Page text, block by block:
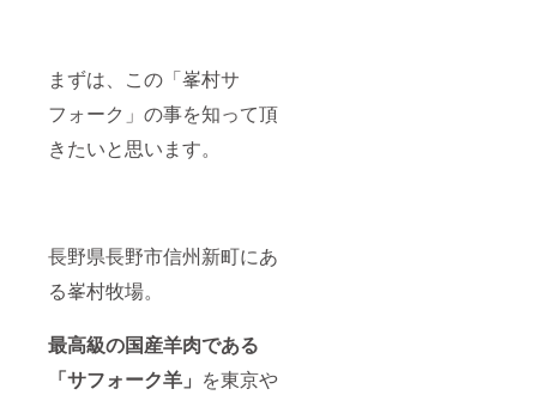
まずは、この「峯村サ
フォーク」の事を知って頂
きたいと思います。
長野県長野市信州新町にあ
る峯村牧場。
最高級の国産羊肉である
「サフォーク羊」 を東京や